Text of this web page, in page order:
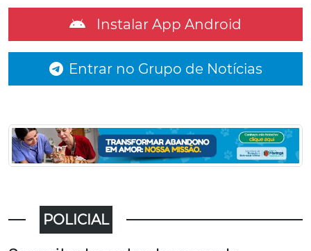
Instalar App Android
Entrar no Grupo de Notícias
POLICIAL